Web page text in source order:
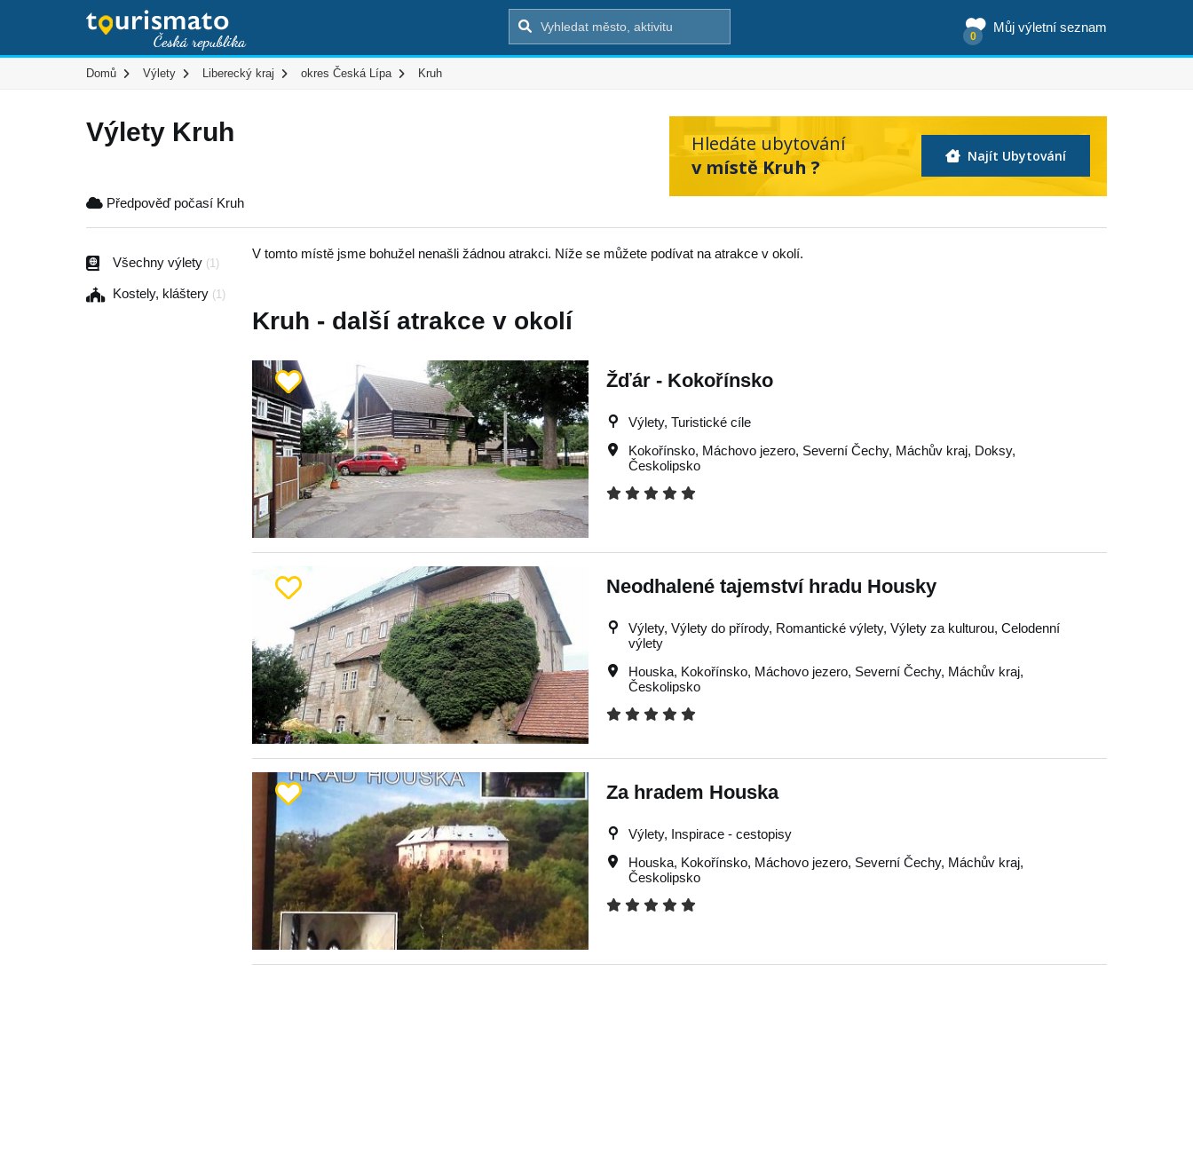
Můj výletní seznam
0
Domů Výlety Liberecký kraj okres Česká Lípa Kruh
Výlety Kruh
Hledáte ubytování
v místě Kruh ?
Najít Ubytování
Předpověď počasí Kruh
Všechny výlety (1)
Kostely, kláštery (1)
V tomto místě jsme bohužel nenašli žádnou atrakci. Níže se můžete podívat na atrakce v okolí.
Kruh - další atrakce v okolí
Žďár - Kokořínsko
Výlety, Turistické cíle
Kokořínsko, Máchovo jezero, Severní Čechy, Máchův kraj, Doksy,
Českolipsko
Neodhalené tajemství hradu Housky
Výlety, Výlety do přírody, Romantické výlety, Výlety za kulturou, Celodenní
výlety
Houska, Kokořínsko, Máchovo jezero, Severní Čechy, Máchův kraj,
Českolipsko
Za hradem Houska
Výlety, Inspirace - cestopisy
Houska, Kokořínsko, Máchovo jezero, Severní Čechy, Máchův kraj,
Českolipsko